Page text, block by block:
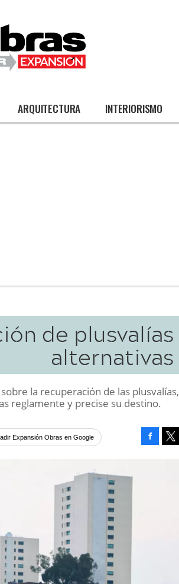
ARQUITECTURA INTERIORISMO
de plusvalías
alternativas
la recuperación de las plusvalías,
reglamente y precise su destino.
Expansión Obras en Google